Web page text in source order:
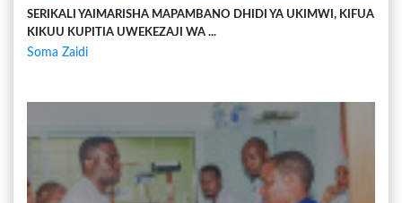
SERIKALI YAIMARISHA MAPAMBANO DHIDI YA UKIMWI, KIFUA
KIKUU KUPITIA UWEKEZAJI WA ...
Soma Zaidi